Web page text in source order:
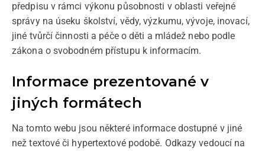
předpisu v rámci výkonu působnosti v oblasti veřejné
správy na úseku školství, vědy, výzkumu, vývoje, inovací,
jiné tvůrčí činnosti a péče o děti a mládež nebo podle
zákona o svobodném přístupu k informacím.
Informace prezentované v
jiných formátech
Na tomto webu jsou některé informace dostupné v jiné
než textové či hypertextové podobě. Odkazy vedoucí na